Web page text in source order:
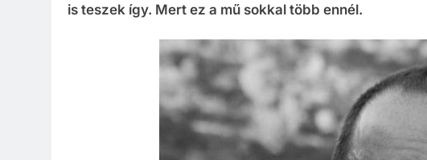
is teszek így. Mert ez a mű sokkal több ennél.